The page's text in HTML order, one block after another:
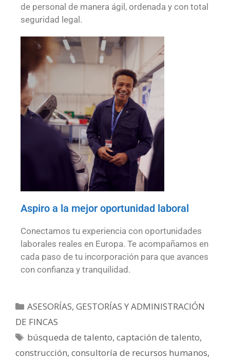
de personal de manera ágil, ordenada y con total
seguridad legal.
Aspiro a la mejor oportunidad laboral
Conectamos tu experiencia con oportunidades
laborales reales en Europa. Te acompañamos en
cada paso de tu incorporación para que avances
con confianza y tranquilidad.
ASESORÍAS, GESTORÍAS Y ADMINISTRACIÓN
DE FINCAS
búsqueda de talento,captación de talento,
construcción, consultoría de recursos humanos,